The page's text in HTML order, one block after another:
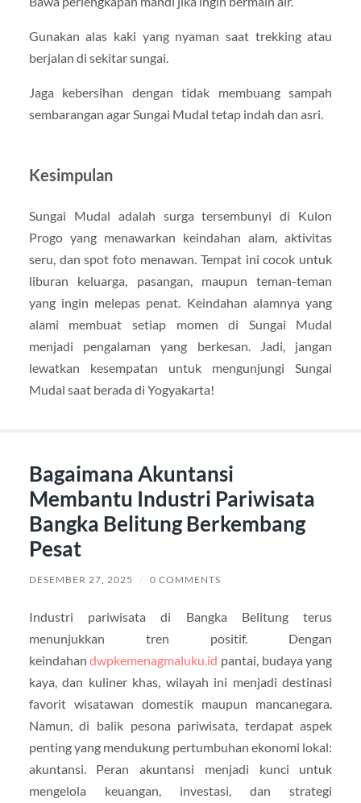
Gunakan alas kaki yang nyaman saat trekking atau
berjalan di sekitar sungai.
Jaga kebersihan dengan tidak membuang sampah
sembarangan agar Sungai Mudal tetap indah dan asri.
Kesimpulan
Sungai Mudal adalah surga tersembunyi di Kulon
Progo yang menawarkan keindahan alam, aktivitas
seru, dan spot foto menawan. Tempat ini cocok untuk
liburan keluarga, pasangan, maupun teman-teman
yang ingin melepas penat. Keindahan alamnya yang
alami membuat setiap momen di Sungai Mudal
menjadi pengalaman yang berkesan. Jadi, jangan
lewatkan kesempatan untuk mengunjungi Sungai
Mudal saat berada di Yogyakarta!
Bagaimana Akuntansi
Membantu Industri Pariwisata
Bangka Belitung Berkembang
Pesat
DESEMBER 27, 2025 / 0 COMMENTS
Industri pariwisata di Bangka Belitung terus
menunjukkan tren positif. Dengan
keindahandwpkemenagmaluku.id pantai, budaya yang
kaya, dan kuliner khas, wilayah ini menjadi destinasi
favorit wisatawan domestik maupun mancanegara.
Namun, di balik pesona pariwisata, terdapat aspek
penting yang mendukung pertumbuhan ekonomi lokal:
akuntansi. Peran akuntansi menjadi kunci untuk
mengelola keuangan, investasi, dan strategi